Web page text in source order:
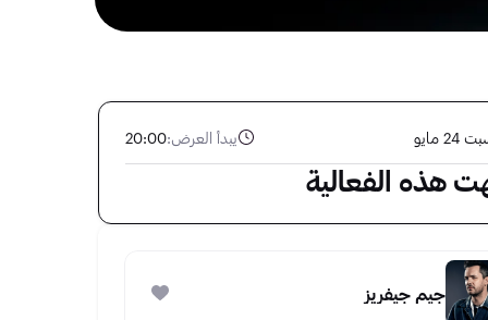
24 مايو يبدأ العرض:20:00
هذه الفعالية
جيم جيفريز